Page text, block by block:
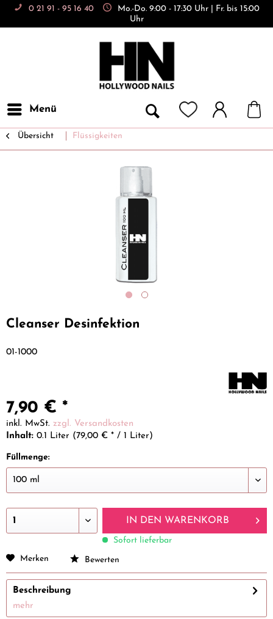
0 21 91 - 95 16 40
Mo.-Do. 9:00 - 17:30 Uhr | Fr. bis 15:00
Uhr
Menü
Übersicht Flüssigkeiten
Cleanser Desinfektion
01-1000
7,90 € *
inkl. MwSt. zzgl. Versandkosten
Inhalt: 0.1 Liter (79,00 € * / 1 Liter)
Füllmenge:
IN DEN WARENKORB
Sofort lieferbar
Merken
Bewerten
Beschreibung
mehr